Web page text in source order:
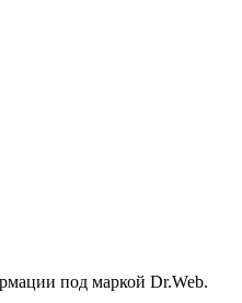
под маркой Dr.Web.